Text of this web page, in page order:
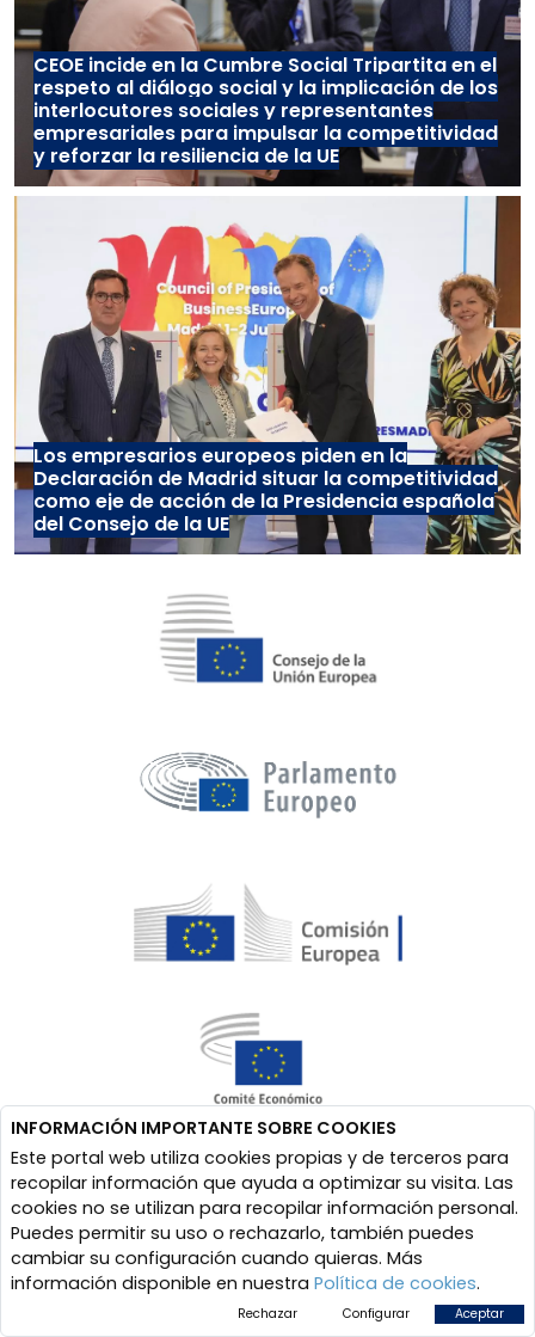
CEOE incide en la Cumbre Social Tripartita en el
respeto al diálogo social y la implicación de los
interlocutores sociales y representantes
empresariales para impulsar la competitividad
y reforzar la resiliencia de la UE
Los empresarios europeos piden en la
Declaración de Madrid situar la competitividad
como eje de acción de la Presidencia española
del Consejo de la UE
INFORMACIÓN IMPORTANTE SOBRE COOKIES
Este portal web utiliza cookies propias y de terceros para
recopilar información que ayuda a optimizar su visita. Las
cookies no se utilizan para recopilar información personal.
Puedes permitir su uso o rechazarlo, también puedes
cambiar su configuración cuando quieras. Más
información disponible en nuestra Política de cookies.
Rechazar Configurar Aceptar